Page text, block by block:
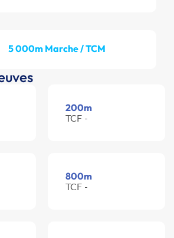
5 000m Marche / TCM
200m
TCF -
800m
TCF -